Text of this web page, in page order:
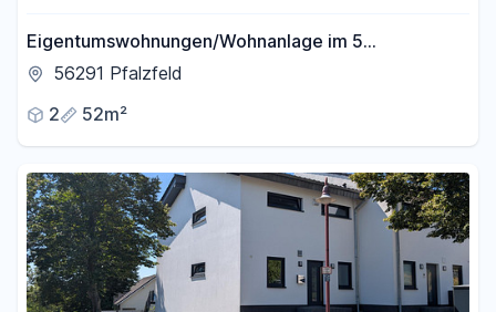
Eigentumswohnungen/Wohnanlage im 5
Familienhaus 52qm-106qm gehobene Ausstattung
56291 Pfalzfeld
2
52m²